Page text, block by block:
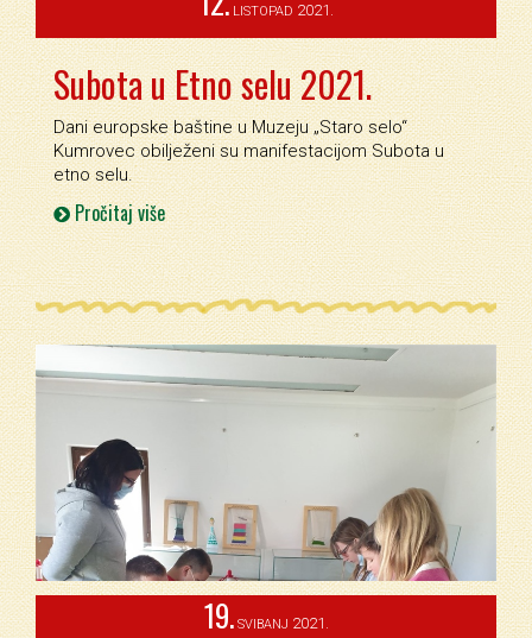
LISTOPAD 2021.
Subota u Etno selu 2021.
Dani europske baštine u Muzeju „Staro selo“
Kumrovec obilježeni su manifestacijom Subota u
etno selu.
Pročitaj više
19. SVIBANJ 2021.